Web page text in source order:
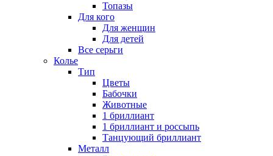
Топазы
Для кого
Для женщин
Для детей
Все серьги
Колье
Тип
Цветы
Бабочки
Животные
1 бриллиант
1 бриллиант и россыпь
Танцующий бриллиант
Металл